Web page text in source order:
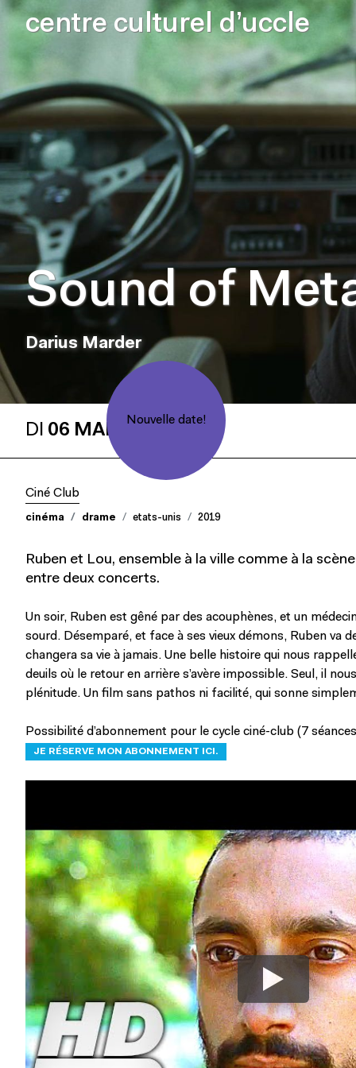
centre culturel d’uccle
Nouvelle date!
Sound of
Darius Marder
DI 06 MAR
Ciné Club
cinéma drame etats-unis 2019
Ruben et Lou, ensemble à la ville comme à la
entre deux concerts.
Un soir, Ruben est gêné par des acouphènes, et un
sourd. Désemparé, et face à ses vieux démons, Ruben va
changera sa vie à jamais. Une belle histoire qui nous
deuils où le retour en arrière s’avère impossible. Seul, il
plénitude. Un film sans pathos ni facilité, qui sonne
Possibilité d’abonnement pour le cycle ciné-club (7
JE RÉSERVE MON ABONNEMENT ICI.